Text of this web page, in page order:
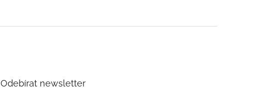
Odebírat newsletter